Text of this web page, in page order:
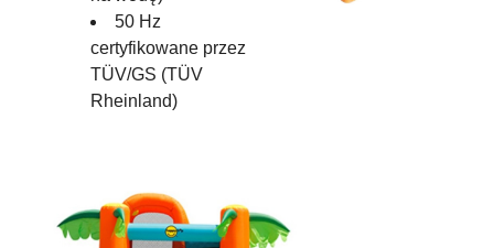
50 Hz
certyfikowane przez
TÜV/GS (TÜV
Rheinland)